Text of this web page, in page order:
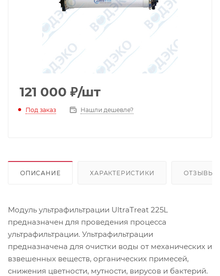
121 000 ₽/шт
Под заказ Нашли дешевле?
ОПИСАНИЕ ХАРАКТЕРИСТИКИ ОТЗЫВЫ
Модуль ультрафильтрации UltraTreat 225L
предназначен для проведения процесса
ультрафильтрации. Ультрафильтрации
предназначена для очистки воды от механических и
взвешенных веществ, органических примесей,
снижения цветности, мутности, вирусов и бактерий.